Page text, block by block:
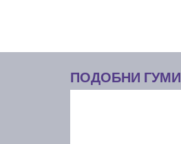
ПОДОБНИ ГУМИ